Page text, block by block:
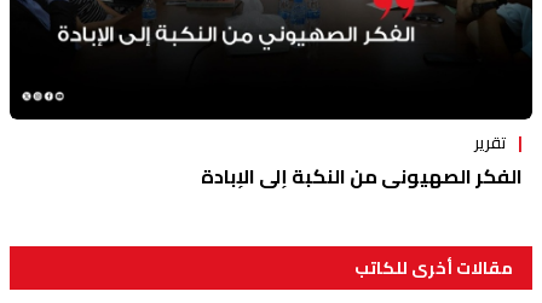
تقرير
الفكر الصهيوني من النكبة إلى الإبادة
مقالات أخرى للكاتب